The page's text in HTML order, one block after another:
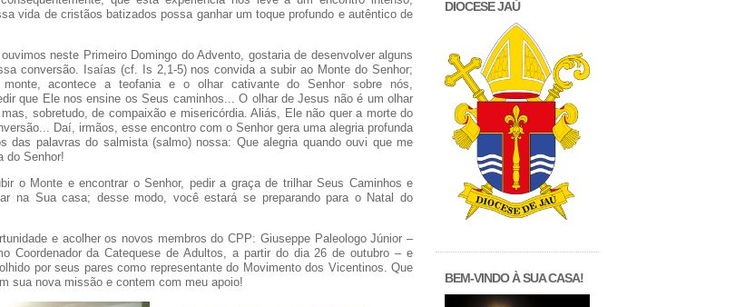
vida de cristãos batizados possa ganhar um toque profundo e autêntico de
neste Primeiro Domingo do Advento, gostaria de desenvolver alguns
conversão. Isaías (cf. Is 2,1-5) nos convida a subir ao Monte do Senhor;
acontece a teofania e o olhar cativante do Senhor sobre nós,
que Ele nos ensine os Seus caminhos... O olhar de Jesus não é um olhar
sobretudo, de compaixão e misericórdia. Aliás, Ele não quer a morte do
Daí, irmãos, esse encontro com o Senhor gera uma alegria profunda
das palavras do salmista (salmo) nossa: Que alegria quando ouvi que me
do Senhor!
o Monte e encontrar o Senhor, pedir a graça de trilhar Seus Caminhos e
na Sua casa; desse modo, você estará se preparando para o Natal do
e acolher os novos membros do CPP: Giuseppe Paleologo Júnior –
Coordenador da Catequese de Adultos, a partir do dia 26 de outubro – e
por seus pares como representante do Movimento dos Vicentinos. Que
sua nova missão e contem com meu apoio!
DIOCESE JAÚ
BEM-VINDO À SUA CASA!